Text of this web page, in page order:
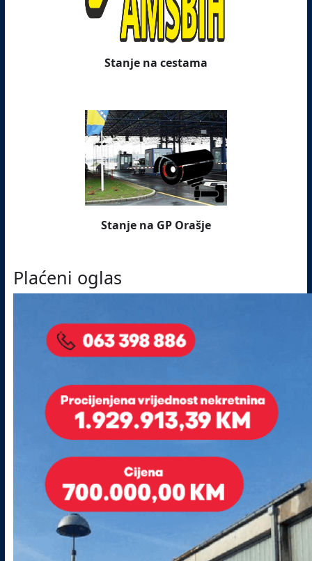
Stanje na cestama
Stanje na GP Orašje
Plaćeni oglas